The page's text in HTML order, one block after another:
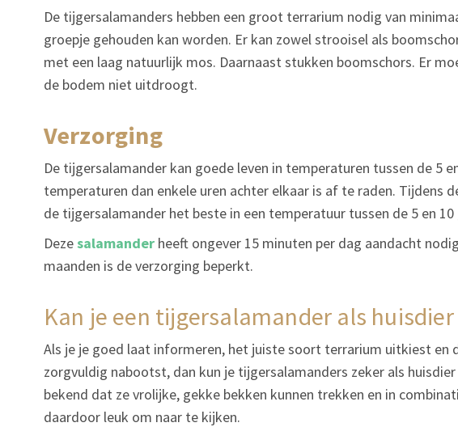
De tijgersalamanders hebben een groot terrarium nodig van
groepje gehouden kan worden. Er kan zowel strooisel als
met een laag natuurlijk mos. Daarnaast stukken boomschors. Er
de bodem niet uitdroogt.
verzorging
De tijgersalamander kan goede leven in temperaturen tussen de 5
temperaturen dan enkele uren achter elkaar is af te raden. Tijdens
de tijgersalamander het beste in een temperatuur tussen de 5 en
Dezesalamanderheeft ongever 15 minuten per dag aandacht
maanden is de verzorging beperkt.
kan je een tijgersalamander als
Als je je goed laat informeren, het juiste soort terrarium uitkiest en
zorgvuldig nabootst, dan kun je tijgersalamanders zeker als
bekend dat ze vrolijke, gekke bekken kunnen trekken en in
daardoor leuk om naar te kijken.